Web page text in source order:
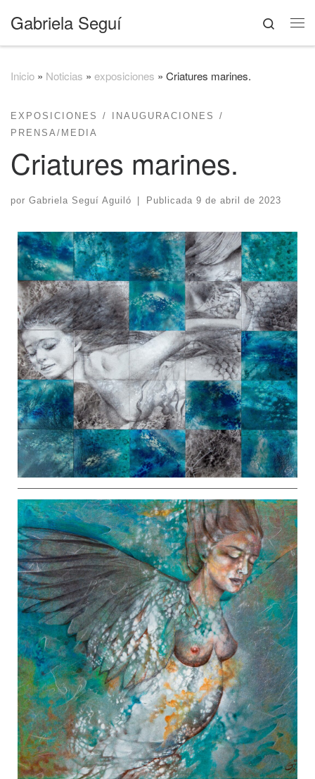
Saltar al contenido
Gabriela Seguí Search
Inicio » Noticias » exposiciones » Criatures marines.
EXPOSICIONES
INAUGURACIONES
PRENSA/MEDIA
Criatures marines.
por Gabriela Seguí Aguiló Publicada 9 de abril de 2023